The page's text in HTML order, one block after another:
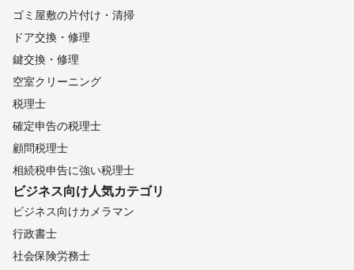
ゴミ屋敷の片付け・清掃
ドア交換・修理
鍵交換・修理
空室クリーニング
税理士
確定申告の税理士
顧問税理士
相続税申告に強い税理士
ビジネス向け人気カテゴリ
ビジネス向けカメラマン
行政書士
社会保険労務士